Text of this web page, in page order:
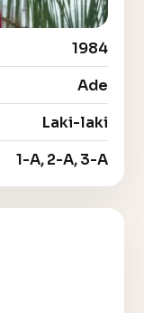
1984
Ade
Laki-laki
1-A, 2-A, 3-A